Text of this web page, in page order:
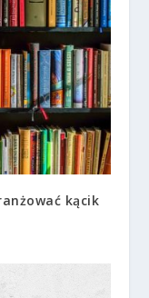
kącik